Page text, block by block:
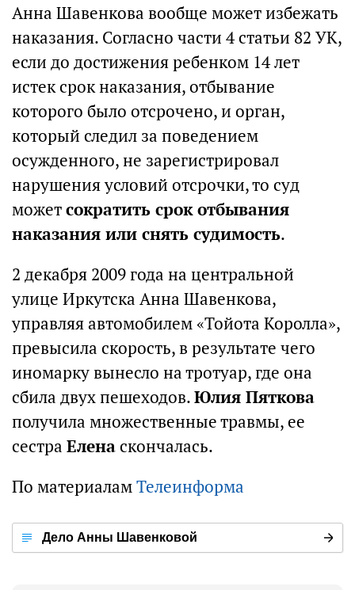
Анна Шавенкова вообще может избежать
наказания. Согласно части 4 статьи 82 УК,
если до достижения ребенком 14 лет
истек срок наказания, отбывание
которого было отсрочено, и орган,
который следил за поведением
осужденного, не зарегистрировал
нарушения условий отсрочки, то суд
можетсократить срок отбывания
наказания или снять судимость.
2 декабря 2009 года на центральной
улице Иркутска Анна Шавенкова,
управляя автомобилем «Тойота Королла»,
превысила скорость, в результате чего
иномарку вынесло на тротуар, где она
сбила двух пешеходов.Юлия Пяткова
получила множественные травмы, ее
сестра Еленаскончалась.
По материаламТелеинформа
Дело Анны Шавенковой